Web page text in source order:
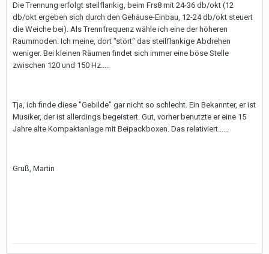
Die Trennung erfolgt steilflankig, beim Frs8 mit 24-36 db/okt (12
db/okt ergeben sich durch den Gehäuse-Einbau, 12-24 db/okt steuert
die Weiche bei). Als Trennfrequenz wähle ich eine der höheren
Raummoden. Ich meine, dort "stört" das steilflankige Abdrehen
weniger. Bei kleinen Räumen findet sich immer eine böse Stelle
zwischen 120 und 150 Hz.....
Tja, ich finde diese "Gebilde" gar nicht so schlecht. Ein Bekannter, er ist
Musiker, der ist allerdings begeistert. Gut, vorher benutzte er eine 15
Jahre alte Kompaktanlage mit Beipackboxen. Das relativiert......
Gruß, Martin